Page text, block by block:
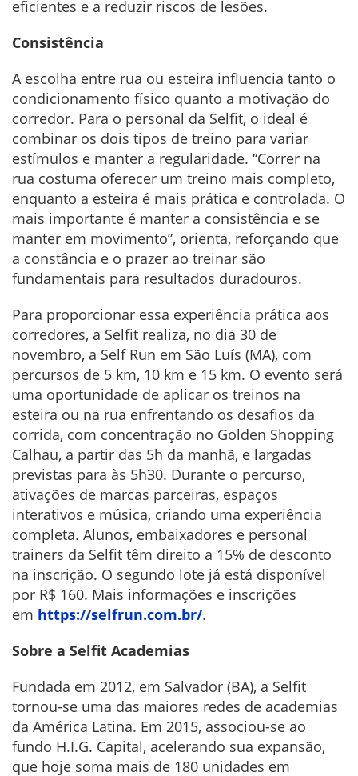
eficientes e a reduzir riscos de lesões.
Consistência
A escolha entre rua ou esteira influencia tanto o
condicionamento físico quanto a motivação do
corredor. Para o personal da Selfit, o ideal é
combinar os dois tipos de treino para variar
estímulos e manter a regularidade. “Correr na
rua costuma oferecer um treino mais completo,
enquanto a esteira é mais prática e controlada. O
mais importante é manter a consistência e se
manter em movimento”, orienta, reforçando que
a constância e o prazer ao treinar são
fundamentais para resultados duradouros.
Para proporcionar essa experiência prática aos
corredores, a Selfit realiza, no dia 30 de
novembro, a Self Run em São Luís (MA), com
percursos de 5 km, 10 km e 15 km. O evento será
uma oportunidade de aplicar os treinos na
esteira ou na rua enfrentando os desafios da
corrida, com concentração no Golden Shopping
Calhau, a partir das 5h da manhã, e largadas
previstas para às 5h30. Durante o percurso,
ativações de marcas parceiras, espaços
interativos e música, criando uma experiência
completa. Alunos, embaixadores e personal
trainers da Selfit têm direito a 15% de desconto
na inscrição. O segundo lote já está disponível
por R$ 160. Mais informações e inscrições
em https://selfrun.com.br/.
Sobre a Selfit Academias
Fundada em 2012, em Salvador (BA), a Selfit
tornou-se uma das maiores redes de academias
da América Latina. Em 2015, associou-se ao
fundo H.I.G. Capital, acelerando sua expansão,
que hoje soma mais de 180 unidades em